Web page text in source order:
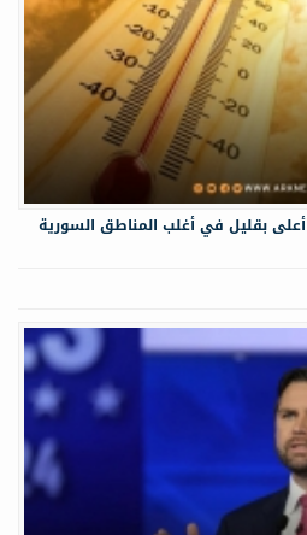
أعلى بقليل في أغلب المناطق السورية